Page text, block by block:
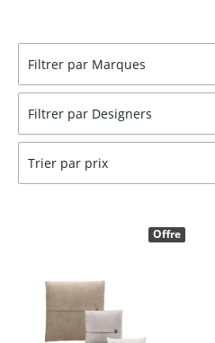
Chaises et Tabourets de
Bancs & Chaises longues
Poufs poires
Chaises à bascule
Chaises de bureau
Filtrer par Marques
Filtrer par Designers
Trier par prix
Offre